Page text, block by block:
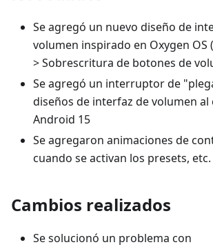
Se agregó un nuevo diseño de
volumen inspirado en Oxygen OS
> Sobrescritura de botones de
Se agregó un interruptor de
diseños de interfaz de volumen al
Android 15
Se agregaron animaciones de
cuando se activan los presets, etc.
Cambios realizados
Se solucionó un problema con